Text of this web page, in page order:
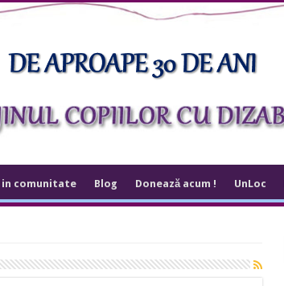
in comunitate Blog Donează acum ! UnLoc